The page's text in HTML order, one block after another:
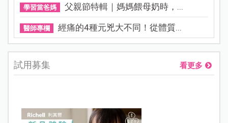
學習當爸媽 父親節特輯｜媽媽餵母奶時，...
醫師專欄 經痛的4種元兇大不同！從體質...
試用募集 看更多